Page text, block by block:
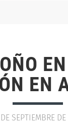
EN
SEPTIEMBRE